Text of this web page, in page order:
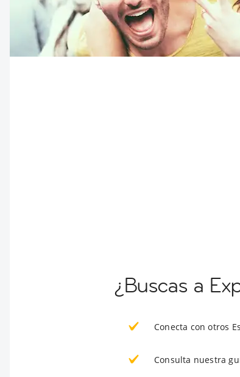
¿Buscas a
Conecta con otros
Consulta nuestra